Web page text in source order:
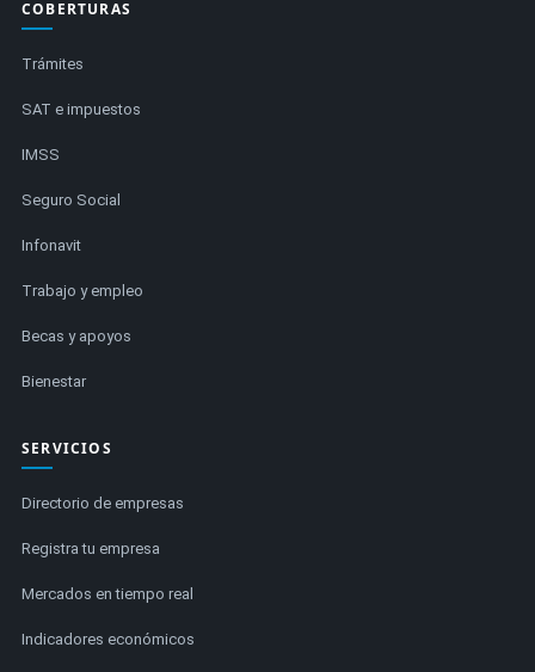
COBERTURAS
Trámites
SAT e impuestos
IMSS
Seguro Social
Infonavit
Trabajo y empleo
Becas y apoyos
Bienestar
SERVICIOS
Directorio de empresas
Registra tu empresa
Mercados en tiempo real
Indicadores económicos